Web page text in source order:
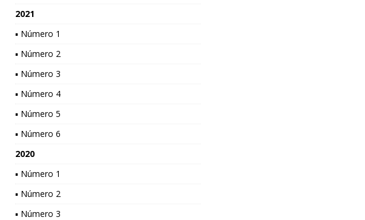
2021
▪ Número 1
▪ Número 2
▪ Número 3
▪ Número 4
▪ Número 5
▪ Número 6
2020
▪ Número 1
▪ Número 2
▪ Número 3